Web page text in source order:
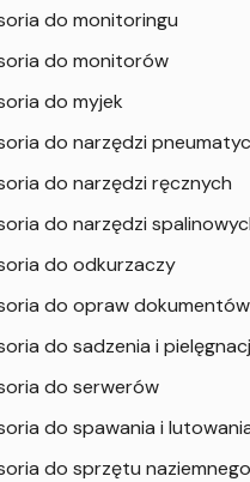
do monitoringu
do monitorów
do myjek
do narzędzi
do narzędzi ręcznych
do narzędzi
do odkurzaczy
do opraw dokumentów
do sadzenia i
do serwerów
do spawania i
do sprzętu naziemnego